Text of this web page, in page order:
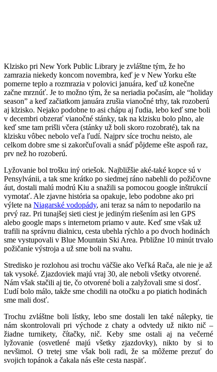
Klzisko pri New York Public Library je zvláštne tým, že ho
zamrazia niekedy koncom novembra, keď je v New Yorku ešte
pomerne teplo a rozmrazia v polovici januára, keď už konečne
začne mrznúť. Je to možno tým, že sa neriadia počasím, ale “holiday
season” a keď začiatkom januára zrušia vianočné trhy, tak rozoberú
aj klzisko. Nejako podobne to asi chápu aj ľudia, lebo keď sme boli
v decembri obzerať vianočné stánky, tak na klzisku bolo plno, ale
keď sme tam prišli včera (stánky už boli skoro rozobraté), tak na
klzisku vôbec nebolo veľa ľudí. Najprv síce trochu neisto, ale
celkom dobre sme si zakorčuľovali a snáď pôjdeme ešte aspoň raz,
prv než ho rozoberú.
Lyžovanie bol trošku iný oriešok. Najbližšie aké-také kopce sú v
Pensylvánii, a tak sme krátko po siedmej ráno nabehli do požičovne
áut, dostali malú modrú Kiu a snažili sa pomocou google inštrukcií
vymotať. Ale zjavne história sa opakuje, lebo podobne ako pri
výlete na Niagarské vodopády, ani teraz sa nám to nepodarilo na
prvý raz. Pri tunajšej sieti ciest je jediným riešením asi len GPS
alebo google maps s internetom priamo v aute. Keď sme však už
trafili na správnu dialnicu, cesta ubehla rýchlo a po dvoch hodinách
sme vystupovali v Blue Mountain Ski Area. Prbližne 10 minút trvalo
požičanie výstroja a už sme boli na svahu.
Stredisko je rozlohou asi trochu väčšie ako Veľká Rača, ale nie je až
tak vysoké. Zjazdoviek majú vraj 30, ale neboli všetky otvorené.
Nám však stačili aj tie, čo otvorené boli a zalyžovali sme si dosť.
Ľudí bolo málo, takže sme chodili na otočku a po piatich hodinách
sme mali dosť.
Trochu zvláštne boli lístky, lebo sme dostali len také nálepky, tie
nám skontrolovali pri východe z chaty a odvtedy už nikto nič –
žiadne turnikety, čítačky, nič. Keby sme ostali aj na večerné
lyžovanie (osvetlené majú všetky zjazdovky), nikto by si to
nevšimol. O tretej sme však boli radi, že sa môžeme prezuť do
svojich topánok a čakala nás ešte cesta naspäť.